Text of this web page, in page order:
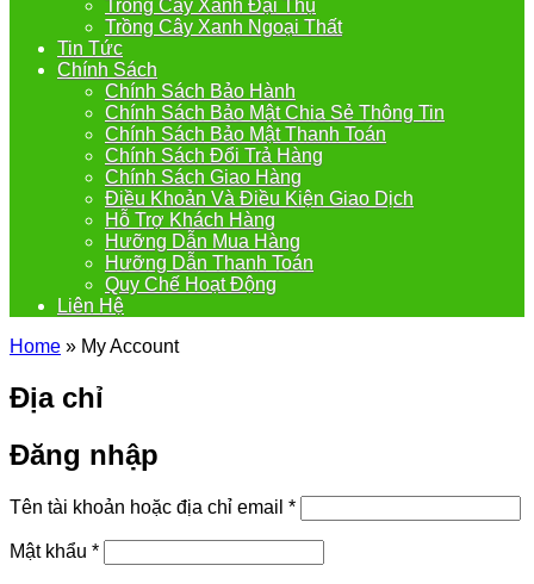
Trồng Cây Xanh Đại Thụ
Trồng Cây Xanh Ngoại Thất
Tin Tức
Chính Sách
Chính Sách Bảo Hành
Chính Sách Bảo Mật Chia Sẻ Thông Tin
Chính Sách Bảo Mật Thanh Toán
Chính Sách Đổi Trả Hàng
Chính Sách Giao Hàng
Điều Khoản Và Điều Kiện Giao Dịch
Hỗ Trợ Khách Hàng
Hưỡng Dẫn Mua Hàng
Hưỡng Dẫn Thanh Toán
Quy Chế Hoạt Động
Liên Hệ
Home » My Account
Địa chỉ
Đăng nhập
Tên tài khoản hoặc địa chỉ email *
Mật khẩu *